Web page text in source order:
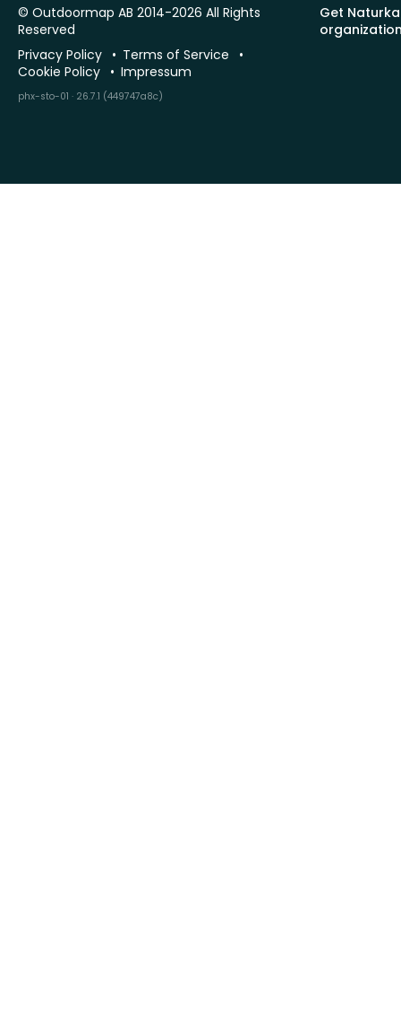
Get
© Outdoormap AB 2014-2026 All Rights
Reserved
Privacy Policy
Terms of Service
Cookie Policy
Impressum
phx-sto-01 · 26.7.1 (449747a8c)